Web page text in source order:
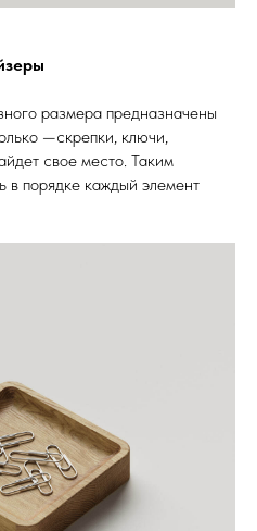
размера предназначены
—скрепки, ключи,
свое место. Таким
в порядке каждый элемент